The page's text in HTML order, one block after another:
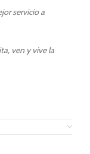
servicio a
ven y vive la